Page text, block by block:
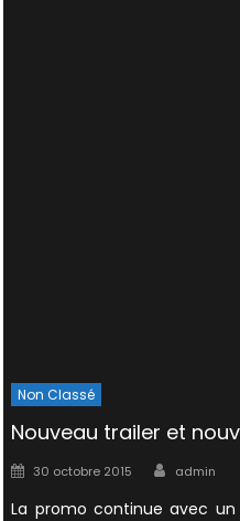
Non Classé
Nouveau trailer et
Posted
30 octobre 2015 Author
admin
La promo continue avec